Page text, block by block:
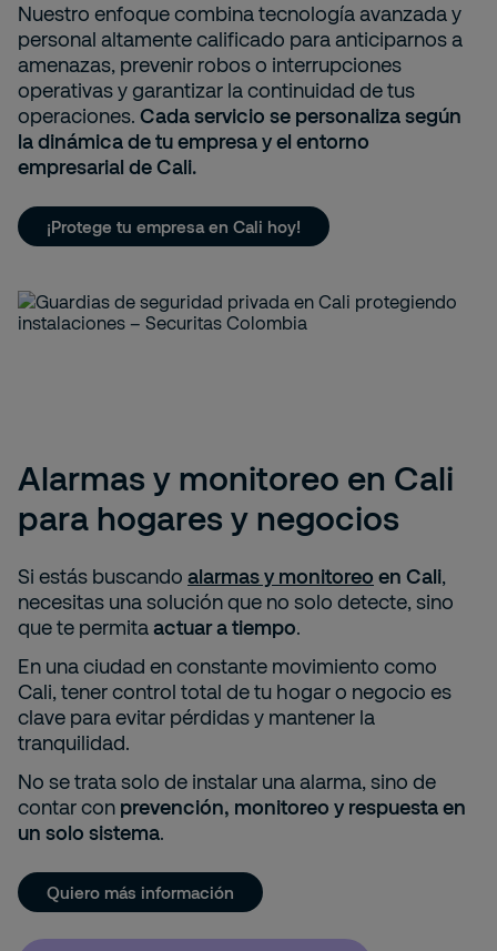
Nuestro enfoque combina tecnología avanzada y
personal altamente calificado para anticiparnos a
amenazas, prevenir robos o interrupciones
operativas y garantizar la continuidad de tus
operaciones. Cada servicio se personaliza según
la dinámica de tu empresa y el entorno
empresarial de Cali.
¡Protege tu empresa en Cali hoy!
Alarmas y monitoreo en Cali
para hogares y negocios
Si estás buscando alarmas y monitoreo en Cali,
necesitas una solución que no solo detecte, sino
que te permitaactuar a tiempo.
En una ciudad en constante movimiento como
Cali, tener control total de tu hogar o negocio es
clave para evitar pérdidas y mantener la
tranquilidad.
No se trata solo de instalar una alarma, sino de
contar con prevención, monitoreo y respuesta en
un solo sistema.
Quiero más información